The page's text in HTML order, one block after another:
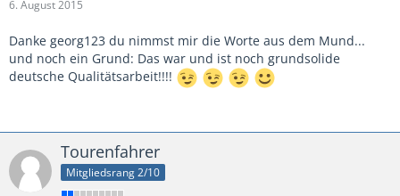
6. August 2015
Danke georg123 du nimmst mir die Worte aus dem Mund...
und noch ein Grund: Das war und ist noch grundsolide
deutsche Qualitätsarbeit!!!!
Tourenfahrer
Mitgliedsrang 2/10